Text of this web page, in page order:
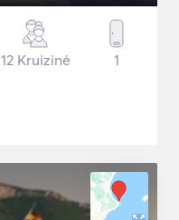
12 Kruizinė 1